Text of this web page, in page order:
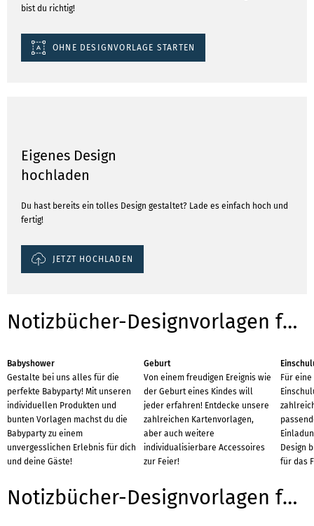
bist du richtig!
OHNE DESIGNVORLAGE STARTEN
Eigenes Design
hochladen
Du hast bereits ein tolles Design gestaltet? Lade es einfach hoch und
fertig!
JETZT HOCHLADEN
Notizbücher-Designvorlagen für Anlässe
Babyshower
Gestalte bei uns alles für die
perfekte Babyparty! Mit unseren
individuellen Produkten und
bunten Vorlagen machst du die
Babyparty zu einem
unvergesslichen Erlebnis für dich
und deine Gäste!
Geburt
Von einem freudigen Ereignis wie
der Geburt eines Kindes will
jeder erfahren! Entdecke unsere
zahlreichen Kartenvorlagen,
aber auch weitere
individualisierbare Accessoires
zur Feier!
Für
Design
für das
Notizbücher-Designvorlagen für Branchen